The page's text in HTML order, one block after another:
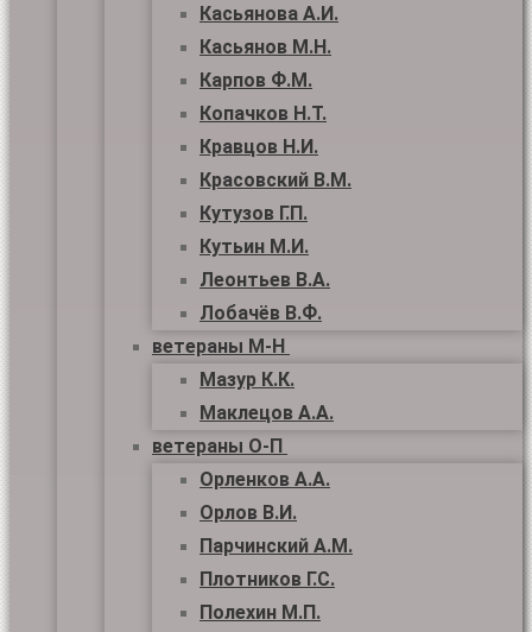
Касьянова А.И.
Касьянов М.Н.
Карпов Ф.М.
Копачков Н.Т.
Кравцов Н.И.
Красовский В.М.
Кутузов Г.П.
Кутьин М.И.
Леонтьев В.А.
Лобачёв В.Ф.
ветераны М-Н
Мазур К.К.
Маклецов А.А.
ветераны О-П
Орленков А.А.
Орлов В.И.
Парчинский А.М.
Плотников Г.С.
Полехин М.П.